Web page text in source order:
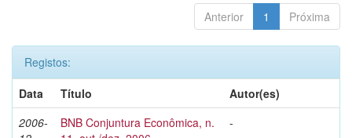
Anterior 1 Próxima
Registos:
Data
Título
Autor(es)
2006-
BNB Conjuntura Econômica, n.
-